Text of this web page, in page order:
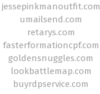
jessepinkmanoutfit.com
umailsend.com
retarys.com
fasterformationcpf.com
goldensnuggles.com
lookbattlemap.com
buyrdpservice.com